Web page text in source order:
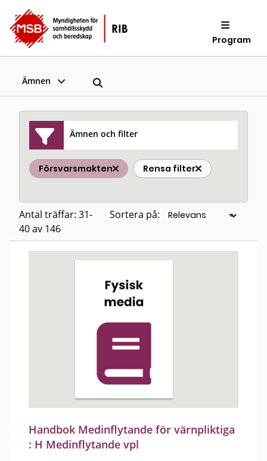
Program
Ämnen
Ämnen och filter
Försvarsmakten Rensa filter
Antal träffar: 31-
40 av 146
Sortera på:
Handbok Medinflytande för värnpliktiga
: H Medinflytande vpl